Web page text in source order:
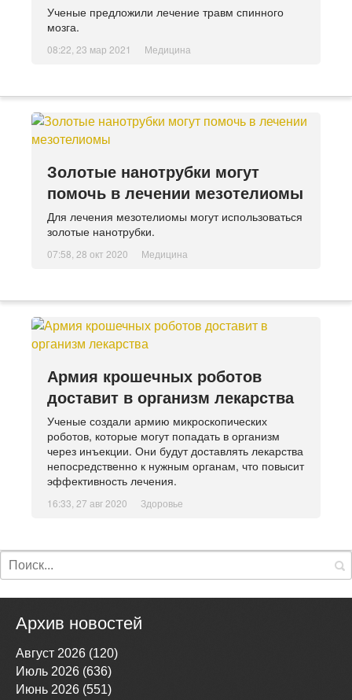
Ученые предложили лечение травм спинного
мозга.
08:22, 23 мар 2021 Медицина
Золотые нанотрубки могут
помочь в лечении мезотелиомы
Для лечения мезотелиомы могут использоваться
золотые нанотрубки.
07:58, 28 окт 2020 Медицина
Армия крошечных роботов
доставит в организм лекарства
Ученые создали армию микроскопических
роботов, которые могут попадать в организм
через инъекции. Они будут доставлять лекарства
непосредственно к нужным органам, что повысит
эффективность лечения.
16:33, 27 авг 2020 Здоровье
Архив новостей
Август 2026 (120)
Июль 2026 (636)
Июнь 2026 (551)